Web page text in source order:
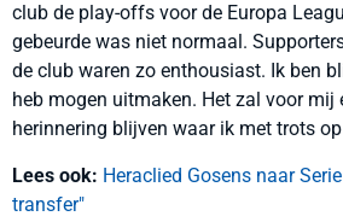
club de play-offs voor de Europa
gebeurde was niet normaal.
de club waren zo enthousiast. Ik ben
heb mogen uitmaken. Het zal voor mij
herinnering blijven waar ik met trots
Lees ook: Heraclied Gosens naar
transfer"